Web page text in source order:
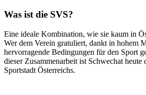
Was ist die SVS?
Eine ideale Kombination, wie sie kaum in
Wer dem Verein gratuliert, dankt in hohem
hervorragende Bedingungen für den Sport
dieser Zusammenarbeit ist Schwechat heute
Sportstadt Österreichs.